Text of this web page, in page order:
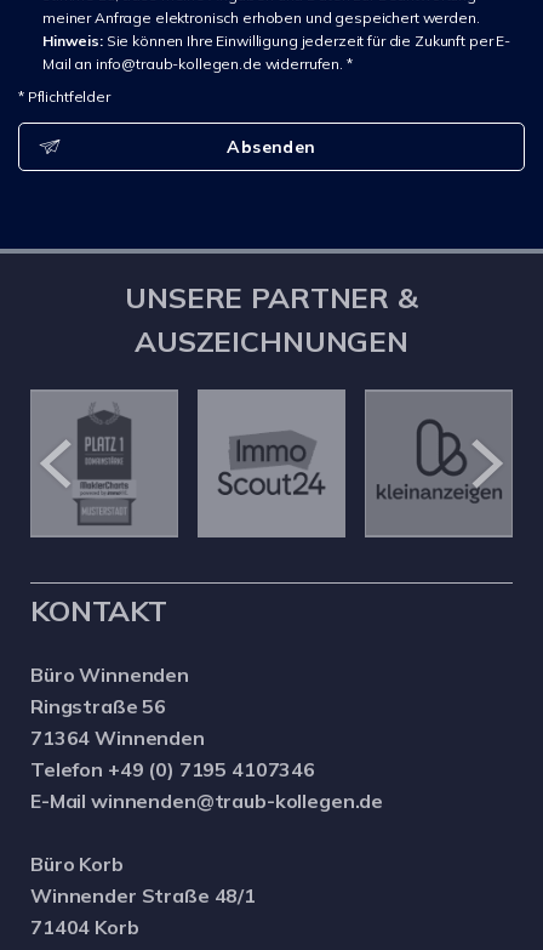
meiner Anfrage elektronisch erhoben und gespeichert werden.
Hinweis:Sie können Ihre Einwilligung jederzeit für die Zukunft per E-
Mail an info@traub-kollegen.de widerrufen. *
* Pflichtfelder
Absenden
UNSERE PARTNER &
AUSZEICHNUNGEN
KONTAKT
Büro Winnenden
Ringstraße 56
71364 Winnenden
Telefon +49 (0) 7195 4107346
E-Mail winnenden@traub-kollegen.de
Büro Korb
Winnender Straße 48/1
71404 Korb